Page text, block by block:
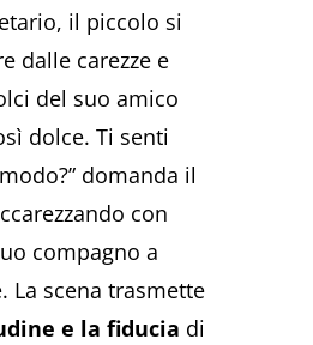
il piccolo si
dalle carezze e
del suo amico
dolce. Ti senti
domanda il
con
compagno a
La scena trasmette
e la fiducia di